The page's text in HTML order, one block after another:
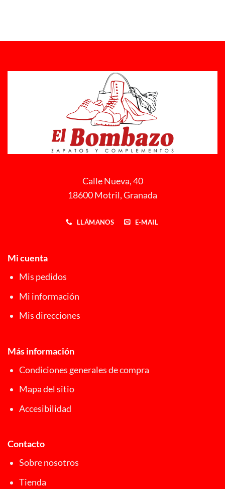
Calle Nueva, 40
18600 Motril, Granada
LLÁMANOS E-MAIL
Mi cuenta
Mis pedidos
Mi información
Mis direcciones
Más información
Condiciones generales de compra
Mapa del sitio
Accesibilidad
Contacto
Sobre nosotros
Tienda